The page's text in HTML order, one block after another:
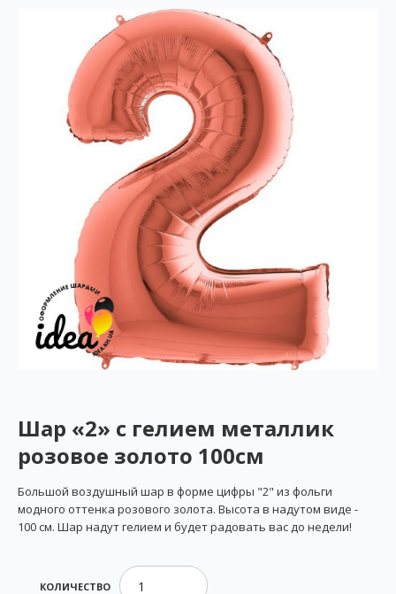
Шар «2» с гелием металлик
розовое золото 100см
Большой воздушный шар в форме цифры "2" из фольги
модного оттенка розового золота. Высота в надутом виде -
100 см. Шар надут гелием и будет радовать вас до недели!
КОЛИЧЕСТВО